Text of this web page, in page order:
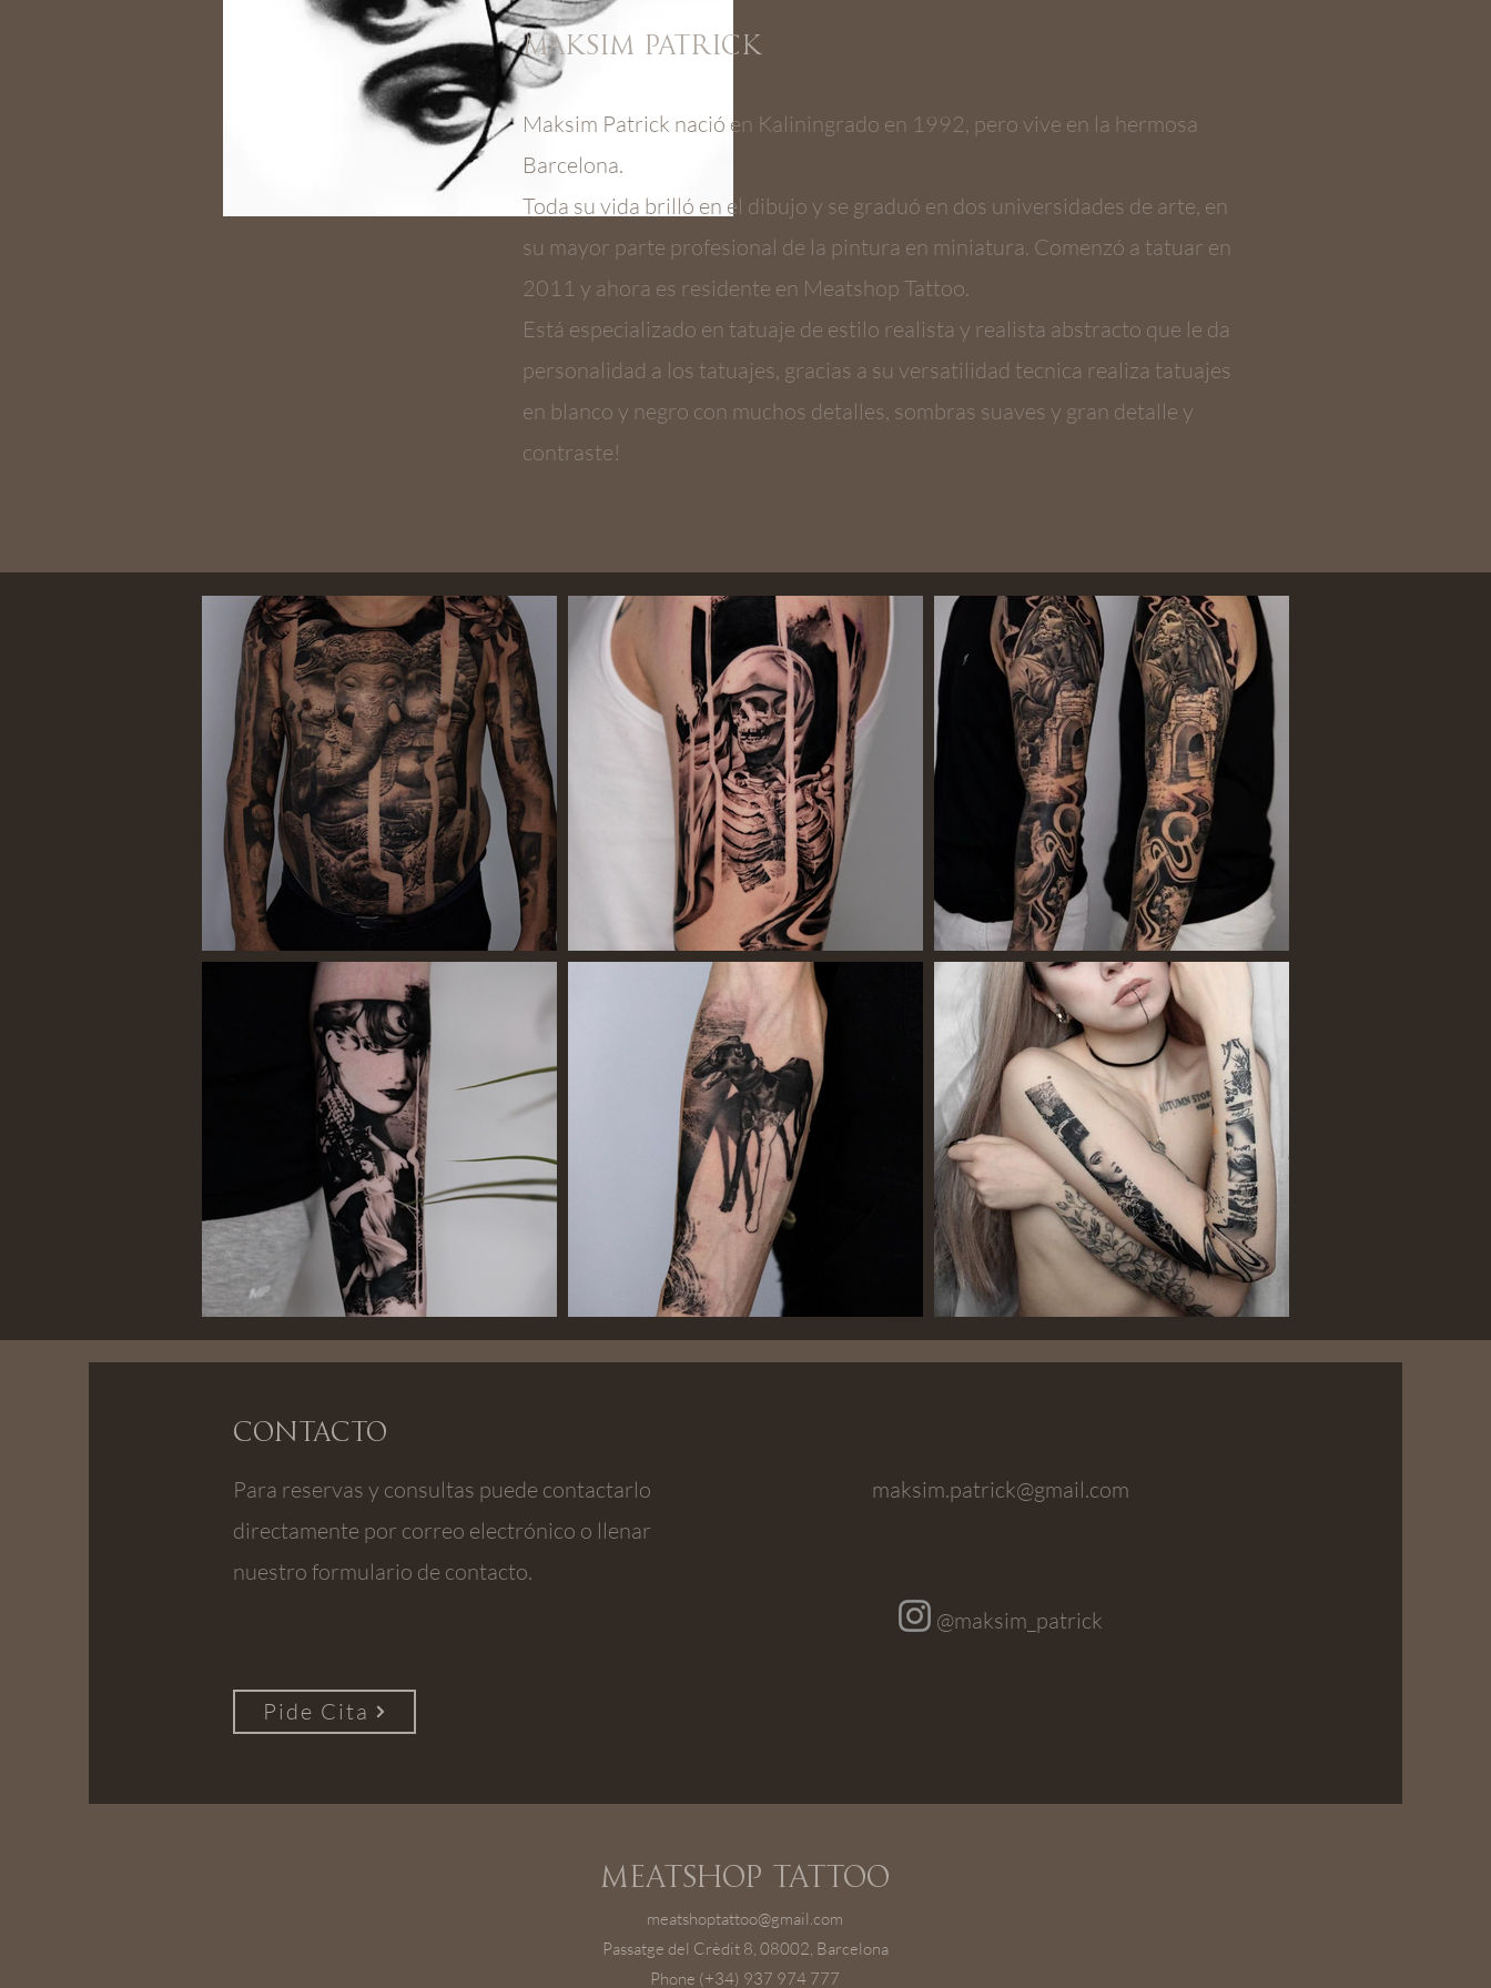
MAKSIM PATRICK
Maksim Patrick nació en Kaliningrado en 1992, pero vive en la hermosa
Barcelona.
Toda su vida brilló en el dibujo y se graduó en dos universidades de arte, en
su mayor parte profesional de la pintura en miniatura. Comenzó a tatuar en
2011 y ahora es residente en Meatshop Tattoo.
Está especializado en tatuaje de estilo realista y realista abstracto que le da
personalidad a los tatuajes, gracias a su versatilidad tecnica realiza tatuajes
en blanco y negro con muchos detalles, sombras suaves y gran detalle y
contraste!
Contacto
Para reservas y consultas puede contactarlo
directamente por correo electrónico o llenar
nuestro formulario de contacto.
maksim.patrick@gmail.com
@maksim_patrick
Pide Cita
Meatshop Tattoo
meatshoptattoo@gmail.com
Passatge del Crèdit 8, 08002, Barcelona
Phone (+34) 937 974 777